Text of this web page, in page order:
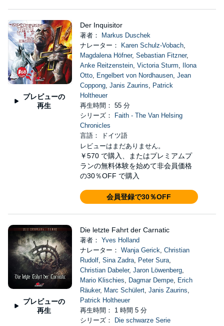
プレビューの
再生
Der Inquisitor
著者：
Markus Duschek
ナレーター：
Karen Schulz-Vobach,
Magdalena Höfner, Sebastian Fitzner,
Anke Reitzenstein, Victoria Sturm,
Ilona
Otto, Engelbert von Nordhausen, Jean
Coppong, Janis Zaurins, Patrick
Holtheuer
再生時間： 55 分
シリーズ：
Faith - The Van Helsing
Chronicles
言語： ドイツ語
レビューはまだありません。
￥570 で購入、またはプレミアムプ
ランの無料体験を始めて非会員価格
の30％OFF で購入
会員登録で30％OFF
プレビューの
再生
Die letzte Fahrt der Carnatic
著者： Yves Holland
ナレーター： Wanja Gerick, Christian
Rudolf, Sina Zadra, Peter Sura,
Christian Dabeler, Jaron Löwenberg,
Mario Klischies, Dagmar Dempe, Erich
Räuker, Marc Schülert, Janis Zaurins,
Patrick Holtheuer
再生時間： 1 時間 5 分
シリーズ：
Die schwarze Serie